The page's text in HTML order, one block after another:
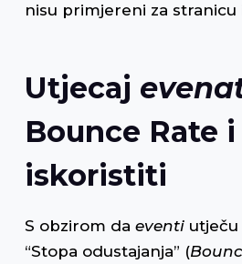
nisu primjereni za stranicu
Utjecaj
Bounce Rate
iskoristiti
S obzirom da eventiutječu
“Stopa odustajanja” (